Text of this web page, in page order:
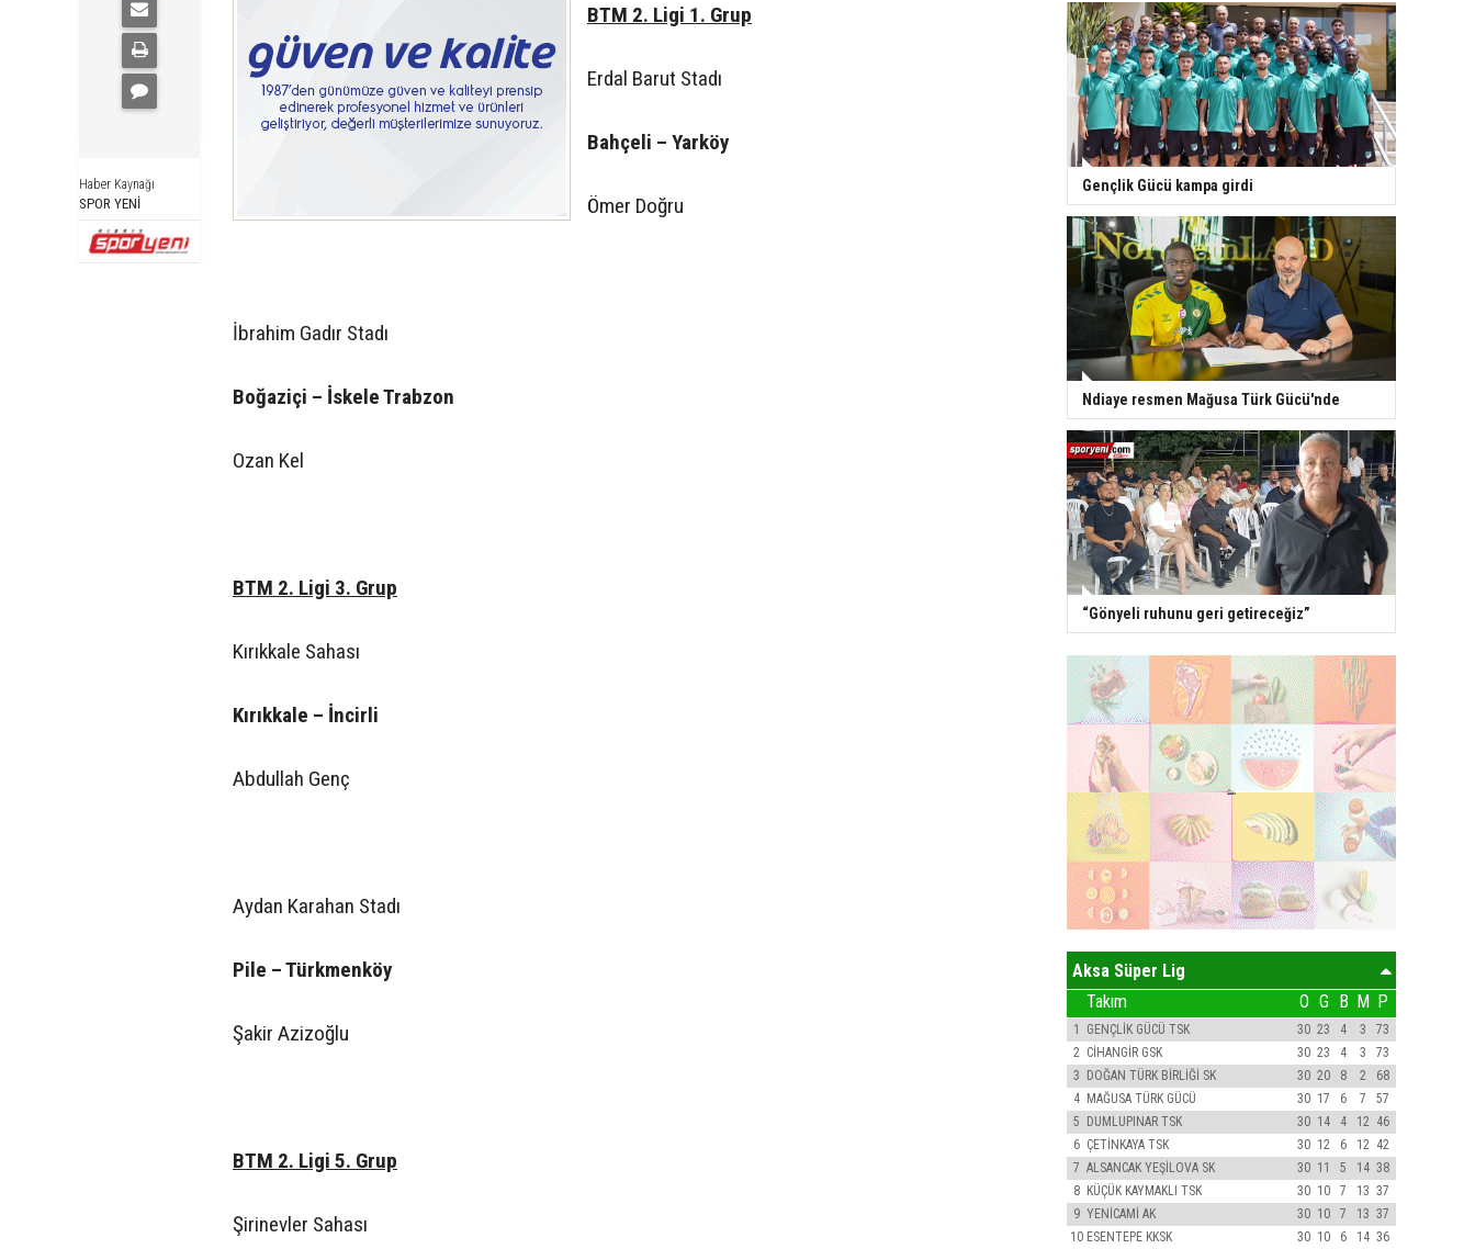
Haber Kaynağı
SPOR YENİ
BTM 2. Ligi 1. Grup
Erdal Barut Stadı
Bahçeli – Yarköy
Ömer Doğru
İbrahim Gadır Stadı
Boğaziçi – İskele Trabzon
Ozan Kel
BTM 2. Ligi 3. Grup
Kırıkkale Sahası
Kırıkkale – İncirli
Abdullah Genç
Aydan Karahan Stadı
Pile – Türkmenköy
Şakir Azizoğlu
BTM 2. Ligi 5. Grup
Şirinevler Sahası
Gençlik Gücü kampa girdi
Ndiaye resmen Mağusa Türk Gücü'nde
“Gönyeli ruhunu geri getireceğiz”
Aksa Süper Lig
Takım O G B M P
1 GENÇLİK GÜCÜ TSK 30 23 4 3
73
2 CİHANGİR GSK 30 23 4 3
73
3 DOĞAN TÜRK BİRLİĞİ SK 30 20 8 2
68
4 MAĞUSA TÜRK GÜCÜ 30 17 6 7
57
5 DUMLUPINAR TSK 30 14 4 12 46
6 ÇETİNKAYA TSK 30 12 6 12 42
7 ALSANCAK YEŞİLOVA SK 30 11 5 14 38
8 KÜÇÜK KAYMAKLI TSK 30 10 7 13 37
9 YENİCAMİ AK 30 10 7 13 37
10 ESENTEPE KKSK 30 10 6 14 36